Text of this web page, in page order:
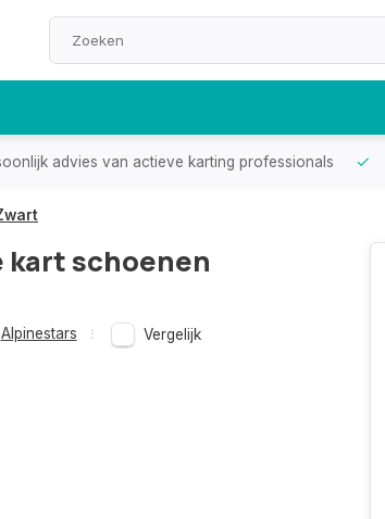
advies van actieve karting professionals
kart schoenen
Alpinestars Vergelijk